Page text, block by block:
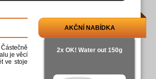
je věcí
ve stoje
AKČNÍ NABÍDKA
2x OK! Water out 150g